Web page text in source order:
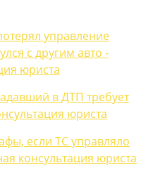
управление
с другим авто -
юриста
в ДТП требует
юриста
если ТС управляло
консультация юриста